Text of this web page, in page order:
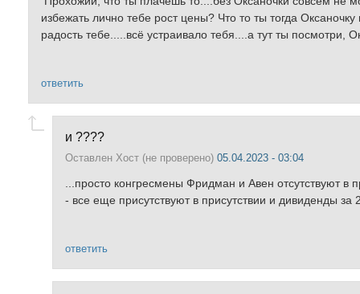
избежать лично тебе рост цены? Что то ты тогда
радость тебе.....всё устраивало тебя....а тут ты посмотри,
ответить
и ????
Оставлен Хост (не проверено) 05.04.2023 - 03:04
...просто конгресмены Фридман и Авен отсутствуют в
- все еще присутствуют в присутствии и дивиденды за
ответить